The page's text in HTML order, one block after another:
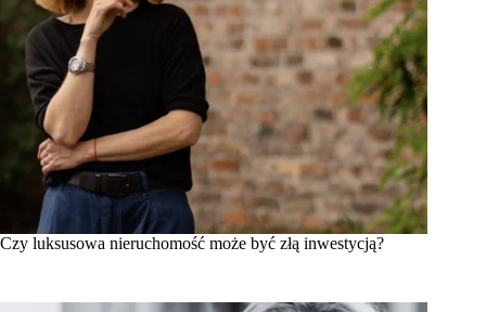
Czy luksusowa nieruchomość może być złą inwestycją?